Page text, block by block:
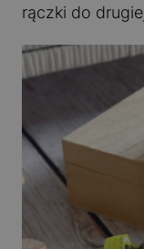
rączki do